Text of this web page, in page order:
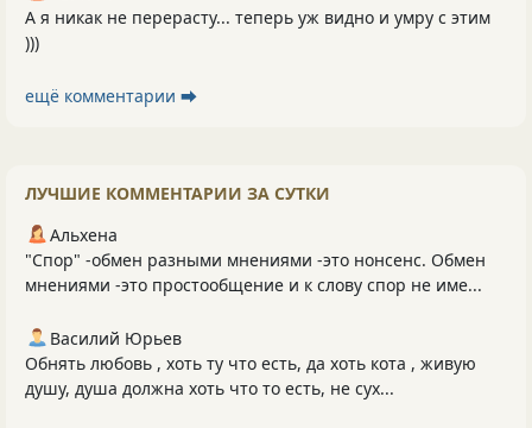
А я никак не перерасту... теперь уж видно и умру с этим
)))
ещё комментарии ⮕
ЛУЧШИЕ КОММЕНТАРИИ ЗА СУТКИ
Альхена
"Спор" -обмен разными мнениями -это нонсенс. Обмен
мнениями -это простообщение и к слову спор не име...
Василий Юрьев
Обнять любовь , хоть ту что есть, да хоть кота , живую
душу, душа должна хоть что то есть, не сух...